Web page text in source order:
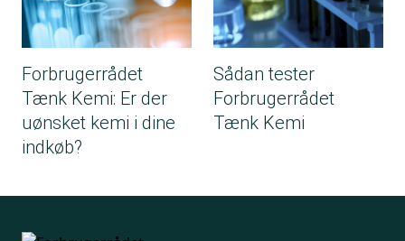
Forbrugerrådet
Tænk Kemi: Er der
uønsket kemi i dine
indkøb?
Sådan tester
Forbrugerrådet
Tænk Kemi